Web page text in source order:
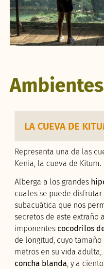
LA CUEVA DE
Representa una de las
Kenia, la cueva de Kitum.
Alberga a los grandes
cuales se puede
subacuática que nos
secretos de este extraño
imponentes cocodrilos
de longitud, cuyo
metros en su vida adulta,
concha blanda, y a